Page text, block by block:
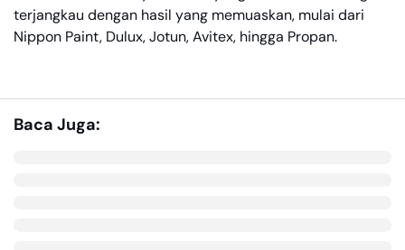
terjangkau dengan hasil yang memuaskan, mulai dari
Nippon Paint, Dulux, Jotun, Avitex, hingga Propan.
Baca Juga: